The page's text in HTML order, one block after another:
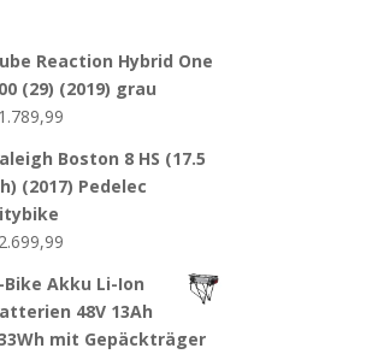
Reaction Hybrid One
(29) (2019) grau
1.789,99
Boston 8 HS (17.5
(2017) Pedelec
2.699,99
Bike Akku Li-Ion
48V 13Ah
mit Gepäckträger